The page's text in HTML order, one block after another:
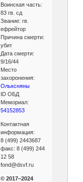
Воинская часть:
83 гв. сд
Звание: гв.
ефрейтор
Причина смерти:
убит
Дата смерти:
9/16/44
Место
захоронения:
Ольксняны
ID ОБД
Мемориал:
54152853
Контактная
информация:
8 (499) 2443687
факс: 8 (499) 244
12 58
fond@dsvf.ru
© 2017–2024